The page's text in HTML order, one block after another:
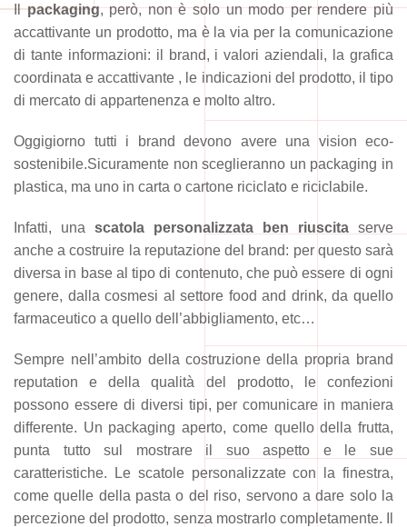
Ilpackaging, però, non è solo un modo per rendere più
accattivante un prodotto, ma è la via per la comunicazione
di tante informazioni: il brand, i valori aziendali, la grafica
coordinata e accattivante , le indicazioni del prodotto, il tipo
di mercato di appartenenza e molto altro.
Oggigiorno tutti i brand devono avere una vision eco-
sostenibile.Sicuramente non sceglieranno un packaging in
plastica, ma uno in carta o cartone riciclato e riciclabile.
Infatti, una scatola personalizzata ben riuscita serve
anche a costruire la reputazione del brand: per questo sarà
diversa in base al tipo di contenuto, che può essere di ogni
genere, dalla cosmesi al settore food and drink, da quello
farmaceutico a quello dell’abbigliamento, etc…
Sempre nell’ambito della costruzione della propria brand
reputation e della qualità del prodotto, le confezioni
possono essere di diversi tipi, per comunicare in maniera
differente. Un packaging aperto, come quello della frutta,
punta tutto sul mostrare il suo aspetto e le sue
caratteristiche. Le scatole personalizzate con la finestra,
come quelle della pasta o del riso, servono a dare solo la
percezione del prodotto, senza mostrarlo completamente. Il